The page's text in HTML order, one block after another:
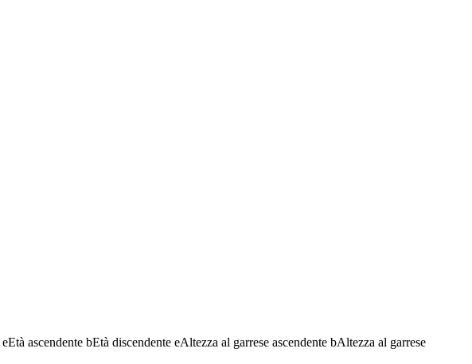
eEtà ascendente bEtà discendente eAltezza al garrese ascendente bAltezza al garrese